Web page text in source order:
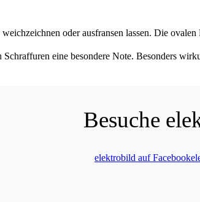
oder ausfransen lassen. Die
Schraffuren eine besondere Note. Besonders
Besuche
elektrobild auf Facebook